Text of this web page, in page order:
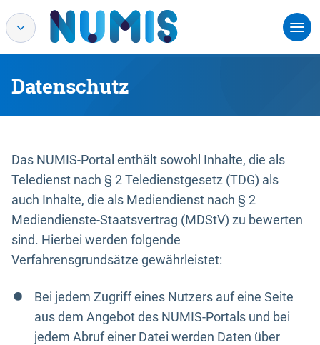
Datenschutz
Das NUMIS-Portal enthält sowohl Inhalte, die als
Teledienst nach § 2 Teledienstgesetz (TDG) als
auch Inhalte, die als Mediendienst nach § 2
Mediendienste-Staatsvertrag (MDStV) zu bewerten
sind. Hierbei werden folgende
Verfahrensgrundsätze gewährleistet:
Bei jedem Zugriff eines Nutzers auf eine Seite
aus dem Angebot des NUMIS-Portals und bei
jedem Abruf einer Datei werden Daten über